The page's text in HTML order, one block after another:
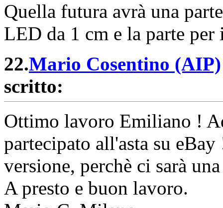
Quella futura avrà una
LED da 1 cm e la parte
22.Mario Cosentino (AIP)
scritto:
Ottimo lavoro Emiliano !
partecipato all'asta su
versione, perchè ci sarà
A presto e buon lavoro.